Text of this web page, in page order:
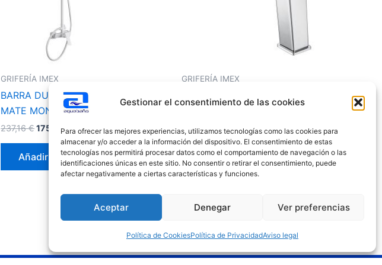
Gestionar el consentimiento de las cookies
Para ofrecer las mejores experiencias, utilizamos tecnologías como las cookies para
almacenar y/o acceder a la información del dispositivo. El consentimiento de estas
tecnologías nos permitirá procesar datos como el comportamiento de navegación o las
identificaciones únicas en este sitio. No consentir o retirar el consentimiento, puede
afectar negativamente a ciertas características y funciones.
Aceptar Denegar Ver preferencias
Política de CookiesPolítica de PrivacidadAviso legal
GRIFERÍA IMEX
BARRA DUCHA ART BLANCO
MATE MONOMANDO
237,16€175,55€
Añadir al carrito
GRIFERÍA IMEX
MONOMANDO LAVABO ALTO
156,09€115,54€
Añadir al carrito